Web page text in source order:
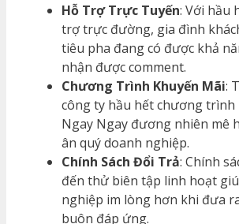
Hỗ Trợ Trực Tuyến: Với hầu
trợ trực đường, gia đình
tiêu pha đang có được khả
nhận được comment.
Chương Trình Khuyến Mãi:
công ty hầu hết chương trình
Ngay Ngay đương nhiên mê
ân quý doanh nghiệp.
Chính Sách Đổi Trả: Chính
đến thử biên tập linh hoạt
nghiệp im lòng hơn khi đưa
buôn đáp ứng.